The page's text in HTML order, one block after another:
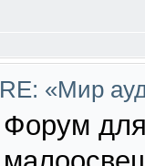
RE: «Мир
Форум